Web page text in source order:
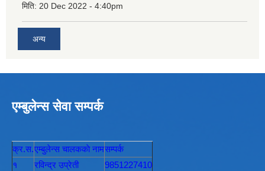
मिति: 20 Dec 2022 - 4:40pm
अन्य
एम्बुलेन्स सेवा सम्पर्क
क्र.स.एम्बुलेन्स चालककाे नामसम्पर्क
१
रविन्द्र उप्रेती
9851227410